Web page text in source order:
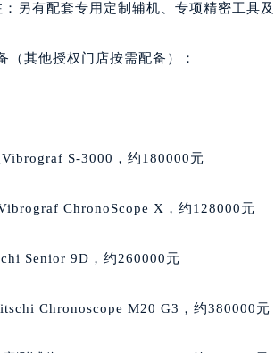
鄂尔多斯市东胜区伊金霍洛街雅典售后服
通辽市科尔沁区明仁大街雅典售后服务中
乌兰察布市集宁区恩和大街雅典售后服务
兴安盟市乌兰浩特市兴安大街雅典售后服
城区黄华街雅典售后服务中心（需提前预
尧都区解放路雅典售后服务中心（需提前
朔城区怡西路与鄯阳西街交汇处雅典售后
另有配套专用定制辅机、专项精密工具
（其他授权门店按需配备）：
Vibrograf S-3000，约180000元
ChronoScope X，约128000元
Senior 9D，约260000元
Chronoscope M20 G3，约380000元